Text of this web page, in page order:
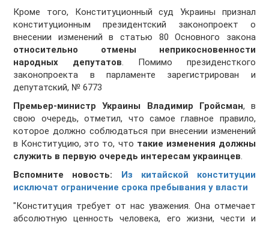
Кроме того, Конституционный суд Украины признал
конституционным президентский законопроект о
внесении изменений в статью 80 Основного закона
относительно отмены неприкосновенности
народных депутатов. Помимо президенсткого
законопроекта в парламенте зарегистрирован и
депутатский, № 6773
Премьер-министр Украины Владимир Гройсман, в
свою очередь, отметил, что самое главное правило,
которое должно соблюдаться при внесении изменений
в Конституцию, это то, что такие изменения должны
служить в первую очередь интересам украинцев.
Вспомните новость: Из китайской конституции
исключат ограничение срока пребывания у власти
"Конституция требует от нас уважения. Она отмечает
абсолютную ценность человека, его жизни, чести и